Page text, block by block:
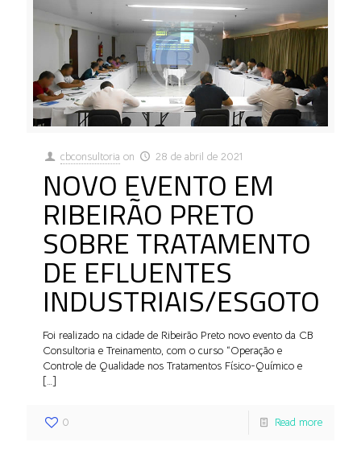
cbconsultoria on 28 de abril de 2021
NOVO EVENTO EM
RIBEIRÃO PRETO
SOBRE TRATAMENTO
DE EFLUENTES
INDUSTRIAIS/ESGOTO
Foi realizado na cidade de Ribeirão Preto novo evento da CB
Consultoria e Treinamento, com o curso “Operação e
Controle de Qualidade nos Tratamentos Físico-Químico e
[…]
0 Read more